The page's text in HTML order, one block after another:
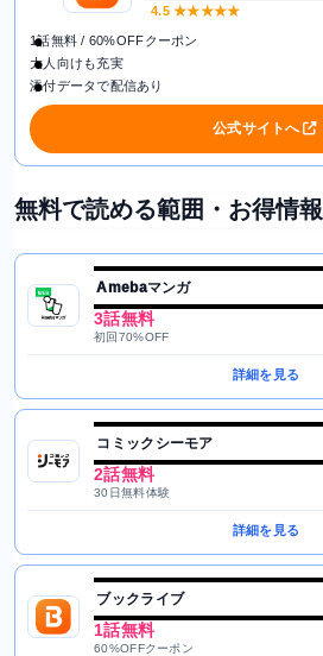
4.5★★★★★
1話無料 / 60%OFFクーポン
大人向けも充実
添付データで配信あり
公式サイトへ
無料で読める範囲・お得情報
Amebaマンガ
3話無料
初回70%OFF
詳細を見る
コミックシーモア
2話無料
30日無料体験
詳細を見る
ブックライブ
1話無料
60%OFFクーポン